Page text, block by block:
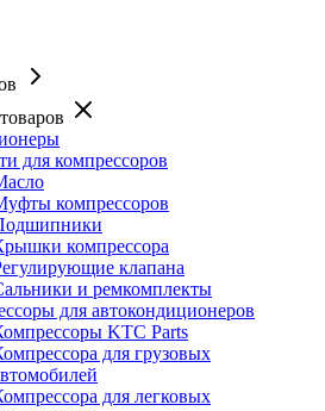
для компрессоров
компрессоров
компрессора
клапана
и ремкомплекты
для автокондиционеров
KTC Parts
для грузовых
для легковых